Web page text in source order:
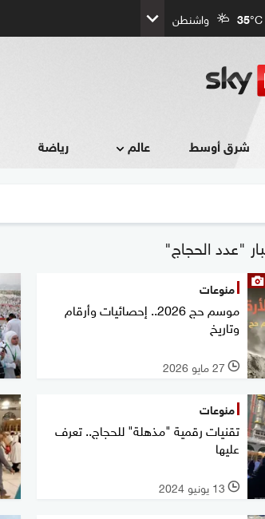
35°C واشنطن
شرق أوسط عالم رياضة
منوعات
موسم حج 2026.. إحصائيات وأرقام
وتاريخ
l 27 مايو 2026
منوعات
تقنيات رقمية "مذهلة" للحجاج.. تعرف
عليها
l 13 يونيو 2024